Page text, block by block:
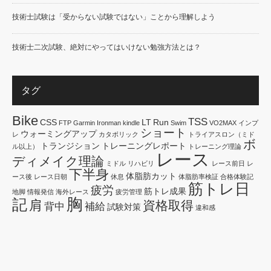
技術士試験は「受からない試験ではない」ことから理解しよう
技術士二次試験、絶対にやってはいけない勉強方法とは？
タグ
BikeCSS FTP Garmin Ironman kindle LT Run Swim TSS VO2MAX インプ
レ ウォーミングアップ カタボリック ショート
トライアスロン（ミド
ル以上）
トランジション トレーニングレポート トレーニング理論 ボ
ディメイク理論 ミドル リハビリ レース レース前日 レ
ース後 レース日朝 下半身 休息 体脂肪カット 体脂肪率検証 合格体験記
地脚 情報発信 海外レース 疲労 疲労管理 筋トレ成果 筋トレ日
記 肩 背中 胸 補給 試験対策 資格取得 違和感